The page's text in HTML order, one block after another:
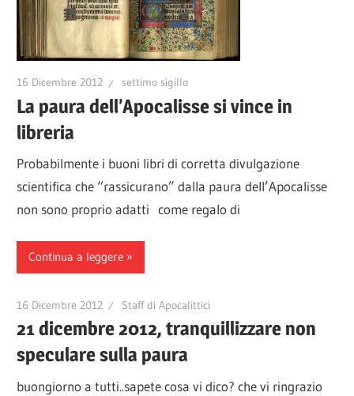
16 Dicembre 2012 settimo sigillo
La paura dell’Apocalisse si vince in
libreria
Probabilmente i buoni libri di corretta divulgazione
scientifica che “rassicurano” dalla paura dell’Apocalisse
non sono proprio adatti come regalo di
Continua a leggere
16 Dicembre 2012 Staff di Apocalittici
21 dicembre 2012, tranquillizzare non
speculare sulla paura
buongiorno a tutti..sapete cosa vi dico? che vi ringrazio